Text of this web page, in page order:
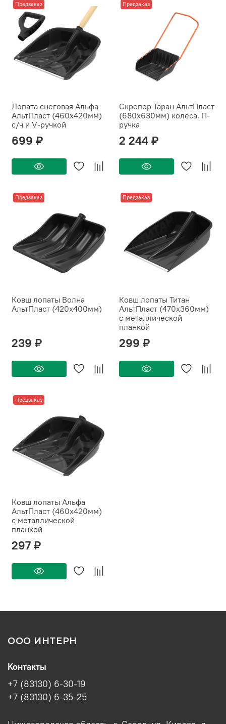
Предзаказ
Лопата снеговая Альфа
АльтПласт (460х420мм)
с/ч и V-ручкой
699 ₽
Предзаказ
Скрепер Таран АльтПласт
(680х630мм) колеса, П-
ручка
2 244 ₽
Предзаказ
Ковш лопаты Волна
АльтПласт (420х400мм)
239 ₽
Предзаказ
Ковш лопаты Титан
АльтПласт (470х360мм)
с металлической
планкой
299 ₽
Предзаказ
Ковш лопаты Альфа
АльтПласт (460х420мм)
с металлической
планкой
297 ₽
ООО ИНТЕРН
Контакты
+7 (83130) 6-30-19
+7 (83130) 6-35-25